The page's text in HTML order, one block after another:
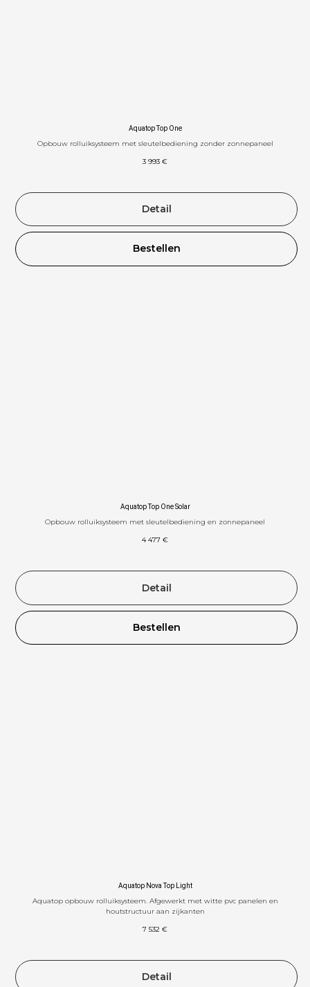
Aquatop Top One
Opbouw rolluiksysteem met sleutelbediening zonder zonnepaneel
3 993 €
Detail
Bestellen
Aquatop Top One Solar
Opbouw rolluiksysteem met sleutelbediening en zonnepaneel
4 477 €
Detail
Bestellen
Aquatop Nova Top Light
Aquatop opbouw rolluiksysteem. Afgewerkt met witte pvc panelen en
houtstructuur aan zijkanten
7 532 €
Detail